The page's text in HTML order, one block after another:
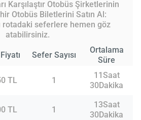
Karşılaştır Otobüs Şirketlerinin
Otobüs Biletlerini Satın Al:
rotadaki seferlere hemen göz
atabilirsiniz.
Sefer Sayısı
Ortalama
Süre
TL 1
11Saat
30Dakika
TL 1
13Saat
30Dakika